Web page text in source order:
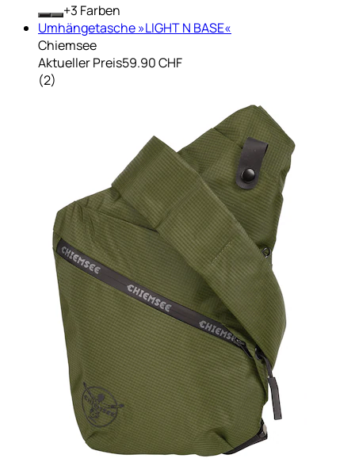
+ Farben
Umhängetasche »LIGHT N BASE«
Chiemsee
Aktueller Preis59.90 CHF
(2)